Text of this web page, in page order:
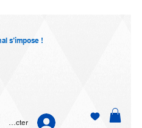
s’impose !